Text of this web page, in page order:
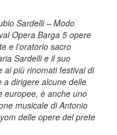
Sardelli – Modo
Opera Barga 5 opere
e l’oratorio sacro
Sardelli e il suo
ai più rinomati festival di
a dirigere alcune delle
europee, è anche uno
musicale di Antonio
delle opere del prete